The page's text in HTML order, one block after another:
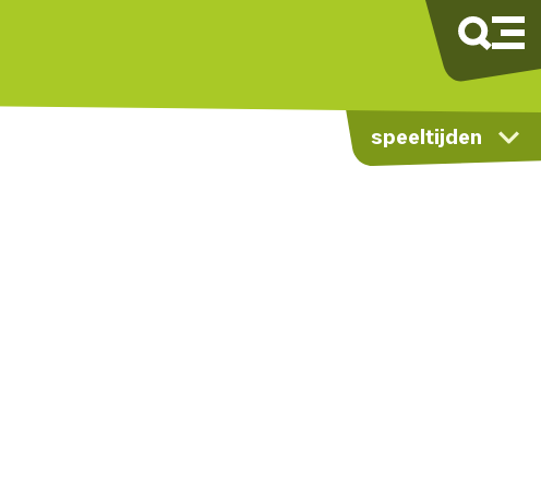
speeltijden